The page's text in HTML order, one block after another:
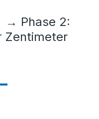
→ Phase 2:
Zentimeter